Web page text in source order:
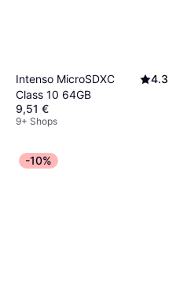
Intenso MicroSDXC
Class 10 64GB
4.3
9,51 €
9+ Shops
-10%